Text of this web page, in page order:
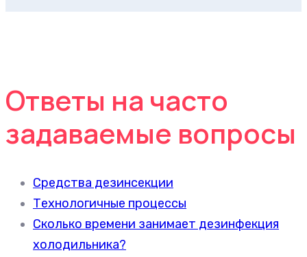
Ответы на часто
задаваемые вопросы
Средства дезинсекции
Технологичные процессы
Сколько времени занимает дезинфекция
холодильника?